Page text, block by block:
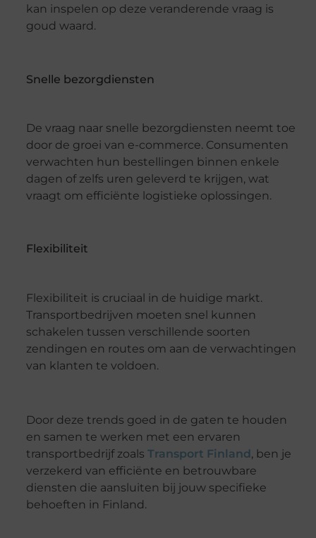
kan inspelen op deze veranderende vraag is
goud waard.
Snelle bezorgdiensten
De vraag naar snelle bezorgdiensten neemt toe
door de groei van e-commerce. Consumenten
verwachten hun bestellingen binnen enkele
dagen of zelfs uren geleverd te krijgen, wat
vraagt om efficiënte logistieke oplossingen.
Flexibiliteit
Flexibiliteit is cruciaal in de huidige markt.
Transportbedrijven moeten snel kunnen
schakelen tussen verschillende soorten
zendingen en routes om aan de verwachtingen
van klanten te voldoen.
Door deze trends goed in de gaten te houden
en samen te werken met een ervaren
transportbedrijf zoals Transport Finland, ben je
verzekerd van efficiënte en betrouwbare
diensten die aansluiten bij jouw specifieke
behoeften in Finland.